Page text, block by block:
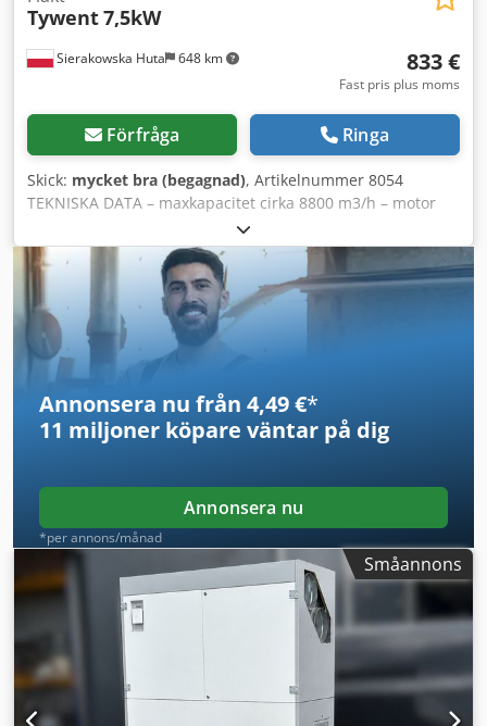
Sierakowska Huta 648 km
Tywent7,5kW
833 €
Fast pris plus moms
Förfråga Ringa
Skick: mycket bra (begagnad), Artikelnummer 8054
TEKNISKA DATA – maxkapacitet cirka 8800 m3/h – motor
7,5 kW – metallfläkt med 6 blad – inloppsdiameter 360 mm
– utloppsdiameter 240 mm – mått (längd/bredd/höjd)
1400x1200x1100 mm – vikt 270 kg FÖRDELAR – motoreffekt
7,5 kW – begagnad fläkt, mycket gott skick Cjdpfeznkynsx
Ahlorf Netto­pris: 3500 PLN Netto­pris: 833 EUR, beroende
på växelkursen 4,20 EUR (Priserna kan variera beroende på
större kursförändringar)
Annonsera nu från 4,49 €*
11 miljoner köpare väntar på dig
Annonsera nu
*per annons/månad
Småannons